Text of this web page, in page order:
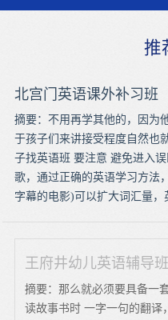
推
北宫门英语课外补习班
摘要：不用再学其他的，因为
于孩子们来讲接受程度自然也
子找英语班 要注意 避免进入
歌，通过正确的英语学习方法
字幕的电影)可以扩大词汇量，
王府井幼儿英语辅导班
摘要：那么就必须要具备一
读故事书时 一字一句的翻译